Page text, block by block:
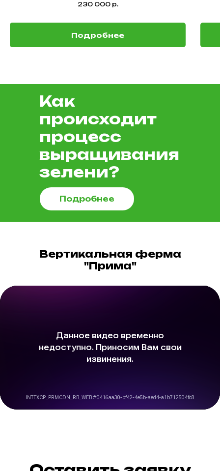
230 000 р.
Подробнее
Как
происходит
процесс
выращивания
зелени?
Подробнее
Вертикальная ферма
"Прима"